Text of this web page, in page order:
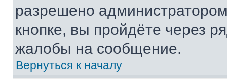
разрешено
кнопке, вы пройдёте через
жалобы на сообщение.
Вернуться к началу